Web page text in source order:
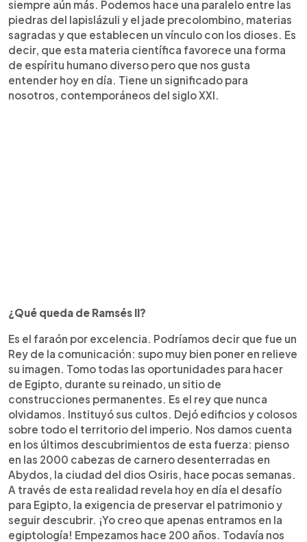
siempre aún más. Podemos hace una paralelo entre las
piedras del lapislázuli y el jade precolombino, materias
sagradas y que establecen un vínculo con los dioses. Es
decir, que esta materia científica favorece una forma
de espíritu humano diverso pero que nos gusta
entender hoy en día. Tiene un significado para
nosotros, contemporáneos del siglo XXI.
¿Qué queda de Ramsés II?
Es el faraón por excelencia. Podríamos decir que fue un
Rey de la comunicación: supo muy bien poner en relieve
su imagen. Tomo todas las oportunidades para hacer
de Egipto, durante su reinado, un sitio de
construcciones permanentes. Es el rey que nunca
olvidamos. Instituyó sus cultos. Dejó edificios y colosos
sobre todo el territorio del imperio. Nos damos cuenta
en los últimos descubrimientos de esta fuerza: pienso
en las 2000 cabezas de carnero desenterradas en
Abydos, la ciudad del dios Osiris, hace pocas semanas.
A través de esta realidad revela hoy en día el desafío
para Egipto, la exigencia de preservar el patrimonio y
seguir descubrir. ¡Yo creo que apenas entramos en la
egiptología! Empezamos hace 200 años. Todavía nos